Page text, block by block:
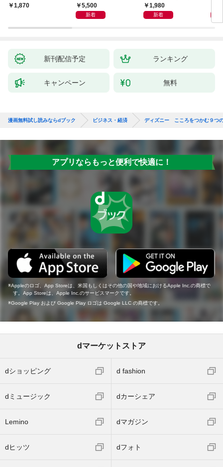
1,870 5,500
新着
よう1,980
新着
新刊配信予定 ランキング
キャンペーン 無料
漫画無料試し読みならdブック ビジネス・経済 ディズニー こころをつかむ９つ
アプリならもっと便利で快適に！
Appleのロゴ、App Storeは、米国もしくはその他の国や地域におけるApple Inc.の商標で
す。App Storeは、Apple Inc.のサービスマークです。
Google Play および Google Play ロゴは Google LLC の商標です。
dマーケットストア
dショッピング d fashion
dミュージック dカーシェア
Lemino dマガジン
dヒッツ dフォト